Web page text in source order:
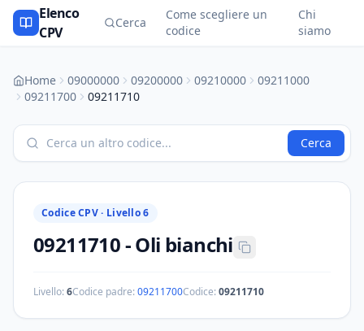
Elenco
CPV
Cerca
Come scegliere un
codice
Chi
siamo
Home 09000000 09200000 09210000
09211000
09211700
09211710
Cerca
Codice CPV · Livello 6
09211710-Oli bianchi
Livello:6Codice padre:09211700Codice:09211710